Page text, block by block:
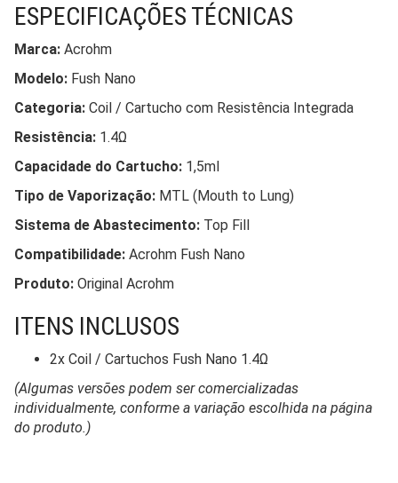
ESPECIFICAÇÕES TÉCNICAS
Marca: Acrohm
Modelo: Fush Nano
Categoria: Coil / Cartucho com Resistência Integrada
Resistência: 1.4Ω
Capacidade do Cartucho: 1,5ml
Tipo de Vaporização: MTL (Mouth to Lung)
Sistema de Abastecimento: Top Fill
Compatibilidade: Acrohm Fush Nano
Produto: Original Acrohm
ITENS INCLUSOS
2x Coil / Cartuchos Fush Nano 1.4Ω
(Algumas versões podem ser comercializadas
individualmente, conforme a variação escolhida na página
do produto.)